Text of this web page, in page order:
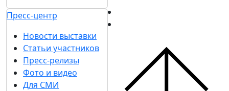
Пресс-центр
Новости выставки
Статьи участников
Пресс-релизы
Фото и видео
Для СМИ